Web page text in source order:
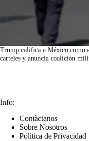
Trump califica a México como
carteles y anuncia coalición
Info:
Contàctanos
Sobre Nosotros
Polìtica de Privacidad